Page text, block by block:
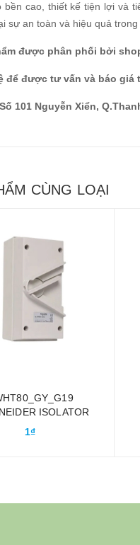
bền cao, thiết kế tiện lợi và
sự an toàn và hiệu quả trong
được phân phối bởi
để được tư vấn và báo giá
101 Nguyễn Xiển,
CÙNG LOẠI
ISOLATOR
80A Cầu dao ngắt
1₫